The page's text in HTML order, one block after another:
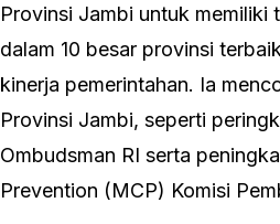
Provinsi Jambi untuk memiliki
dalam 10 besar provinsi
kinerja pemerintahan. Ia
Provinsi Jambi, seperti
Ombudsman RI serta
Prevention (MCP) Komisi